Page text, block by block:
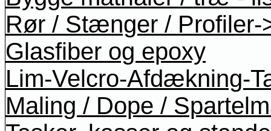
Rør / Stænger / Profiler-
Glasfiber og epoxy
Lim-Velcro-Afdækning-
Maling / Dope /